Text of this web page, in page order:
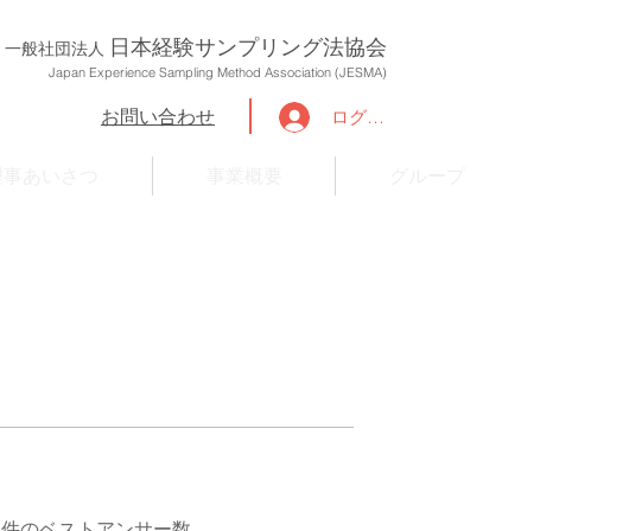
一般社団法人 日本経験サンプリング法協会
Japan Experience Sampling Method Association (JESMA)
お問い合わせ ログイン